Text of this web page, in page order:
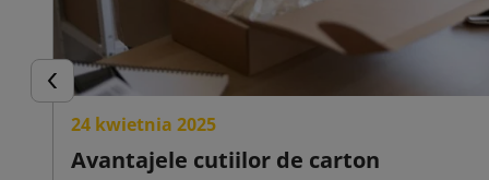
Inapoi
24 kwietnia 2025
Avantajele cutiilor de carton